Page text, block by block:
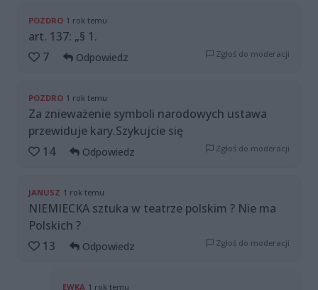
POZDRO 1 rok temu
art. 137: „§ 1.
7
Odpowiedz Zgłoś do moderacji
POZDRO 1 rok temu
Za znieważenie symboli narodowych ustawa
przewiduje kary.Szykujcie się
14
Odpowiedz Zgłoś do moderacji
JANUSZ 1 rok temu
NIEMIECKA sztuka w teatrze polskim ? Nie ma
Polskich ?
13
Odpowiedz Zgłoś do moderacji
EWKA 1 rok temu